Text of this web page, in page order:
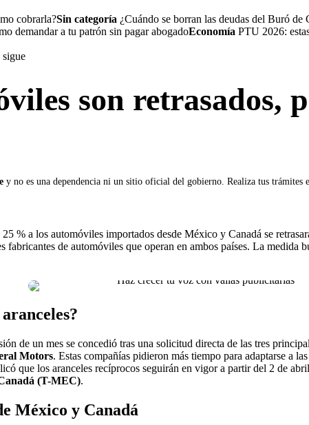
cobrarla?Sin categoría ¿Cuándo se borran las deudas del Buró de
demandar a tu patrón sin pagar abogadoEconomía PTU 2026:
son retrasados,
y no es una dependencia ni un sitio oficial del gobierno. Realiza tus
% a los automóviles importados desde México y Canadá se
de automóviles que operan en ambos países. La medida
de un mes se concedió tras una solicitud directa de las tres
Motors. Estas compañías pidieron más tiempo para adaptarse a
que los aranceles recíprocos seguirán en vigor a partir del 2 de
(T-MEC).
México y Canadá